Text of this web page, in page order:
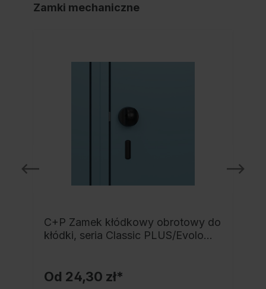
Zamki mechaniczne
C+P Zamek kłódkowy obrotowy do
kłódki, seria Classic PLUS/Evolo
Od 24,30 zł*